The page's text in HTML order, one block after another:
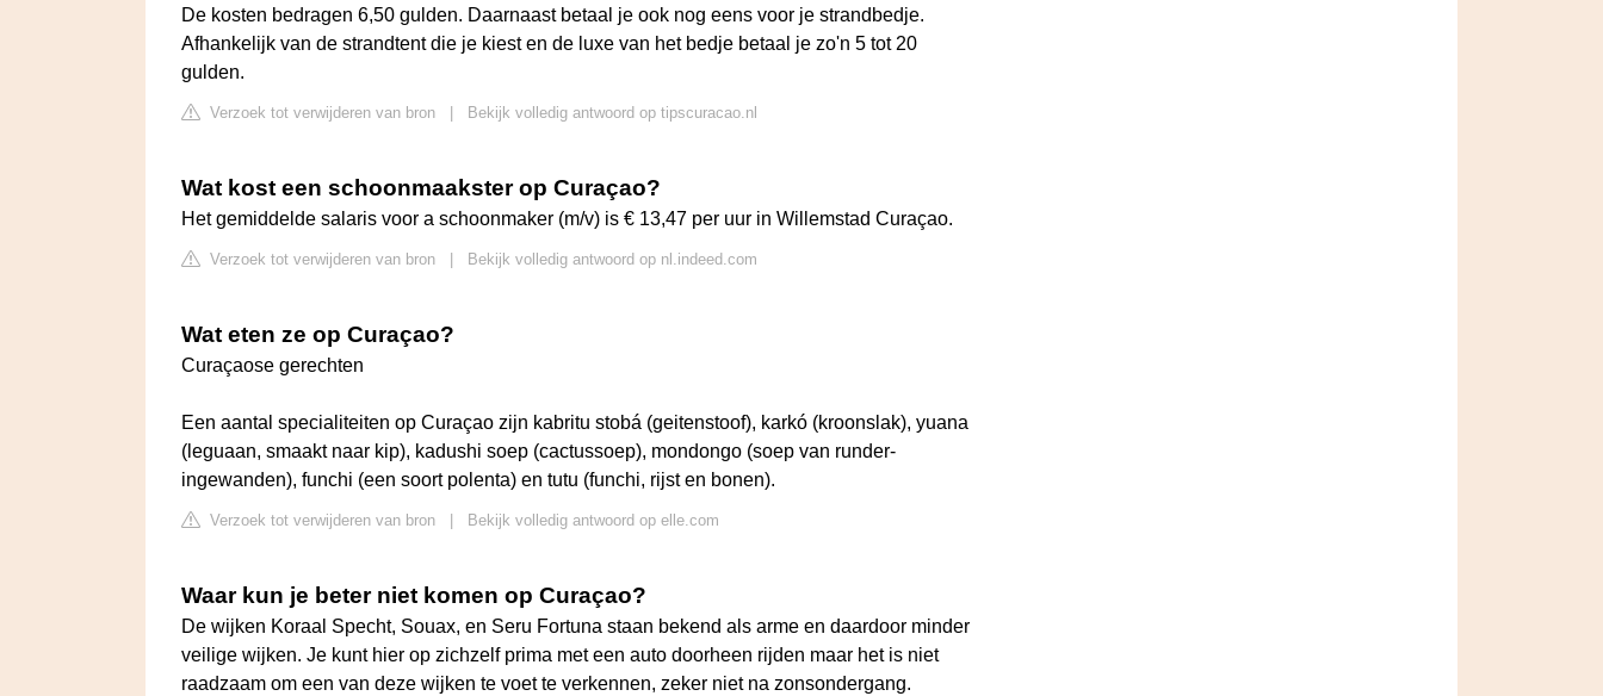
De kosten bedragen 6,50 gulden. Daarnaast betaal je ook nog eens voor je strandbedje.
Afhankelijk van de strandtent die je kiest en de luxe van het bedje betaal je zo'n 5 tot 20
gulden.
Verzoek tot verwijderen van bron Bekijk volledig antwoord op tipscuracao.nl
Wat kost een schoonmaakster op Curaçao?
Het gemiddelde salaris voor a schoonmaker (m/v) is € 13,47 per uur in Willemstad Curaçao.
Verzoek tot verwijderen van bron Bekijk volledig antwoord op nl.indeed.com
Wat eten ze op Curaçao?
Curaçaose gerechten
Een aantal specialiteiten op Curaçao zijn kabritu stobá (geitenstoof), karkó (kroonslak), yuana
(leguaan, smaakt naar kip), kadushi soep (cactussoep), mondongo (soep van runder-
ingewanden), funchi (een soort polenta) en tutu (funchi, rijst en bonen).
Verzoek tot verwijderen van bron Bekijk volledig antwoord op elle.com
Waar kun je beter niet komen op Curaçao?
De wijken Koraal Specht, Souax, en Seru Fortuna staan bekend als arme en daardoor minder
veilige wijken. Je kunt hier op zichzelf prima met een auto doorheen rijden maar het is niet
raadzaam om een van deze wijken te voet te verkennen, zeker niet na zonsondergang.